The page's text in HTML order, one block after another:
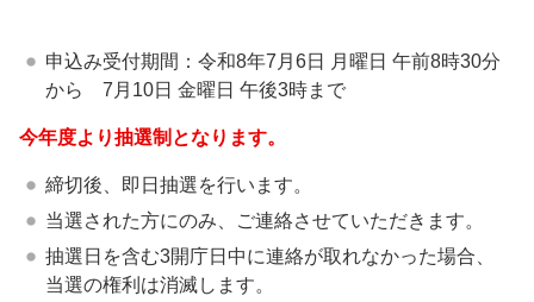
申込み受付期間：令和8年7月6日 月曜日 午前8時30分
から 7月10日 金曜日 午後3時まで
今年度より抽選制となります。
締切後、即日抽選を行います。
当選された方にのみ、ご連絡させていただきます。
抽選日を含む3開庁日中に連絡が取れなかった場合、
当選の権利は消滅します。